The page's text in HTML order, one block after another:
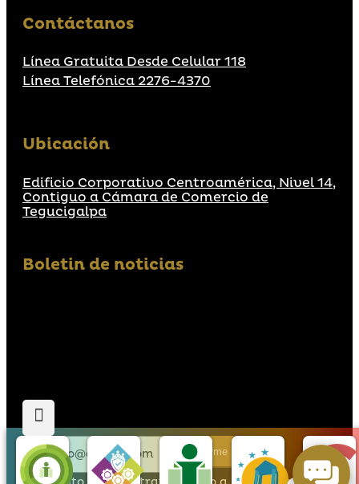
Contáctanos
Línea Gratuita Desde Celular 118
Línea Telefónica 2276-4370
Ubicación
Edificio Corporativo Centroamérica, Nivel 14,
Contiguo a Cámara de Comercio de
Tegucigalpa
Boletin de noticias
Suscribirme